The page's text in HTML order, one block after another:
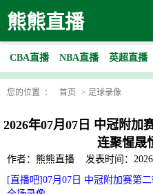
熊熊直播
CBA直播 NBA直播 英超直播
您的位置 ： 首页 > 足球录像
2026年07月07日 中冠附加
连聚惺晟
作者：熊熊直播
发表时间：
[直播吧]07月07日 中冠附加赛第